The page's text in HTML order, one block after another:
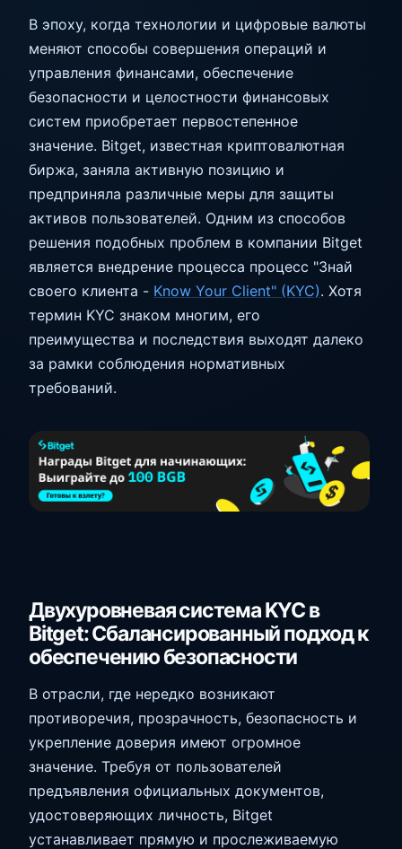
В эпоху, когда технологии и цифровые валюты
меняют способы совершения операций и
управления финансами, обеспечение
безопасности и целостности финансовых
систем приобретает первостепенное
значение. Bitget, известная криптовалютная
биржа, заняла активную позицию и
предприняла различные меры для защиты
активов пользователей. Одним из способов
решения подобных проблем в компании Bitget
является внедрение процесса процесс "Знай
своего клиента - Know Your Client" (KYC). Хотя
термин KYC знаком многим, его
преимущества и последствия выходят далеко
за рамки соблюдения нормативных
требований.
Двухуровневая система KYC в
Bitget: Сбалансированный подход к
обеспечению безопасности
В отрасли, где нередко возникают
противоречия, прозрачность, безопасность и
укрепление доверия имеют огромное
значение. Требуя от пользователей
предъявления официальных документов,
удостоверяющих личность, Bitget
устанавливает прямую и прослеживаемую